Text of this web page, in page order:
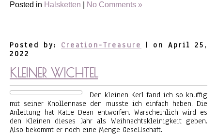
Posted in Halsketten No Comments »
Posted by: Creation-Treasure
| on April 25,
2022
KLEINER WICHTEL
Den kleinen Kerl fand ich so knuffig
mit seiner Knollennase den musste ich einfach haben. Die
Anleitung hat Katie Dean entworfen. Warscheinlich wird es
den Kleinen dieses Jahr als Weihnachtskleinigkeit geben.
Also bekommt er noch eine Menge Gesellschaft.